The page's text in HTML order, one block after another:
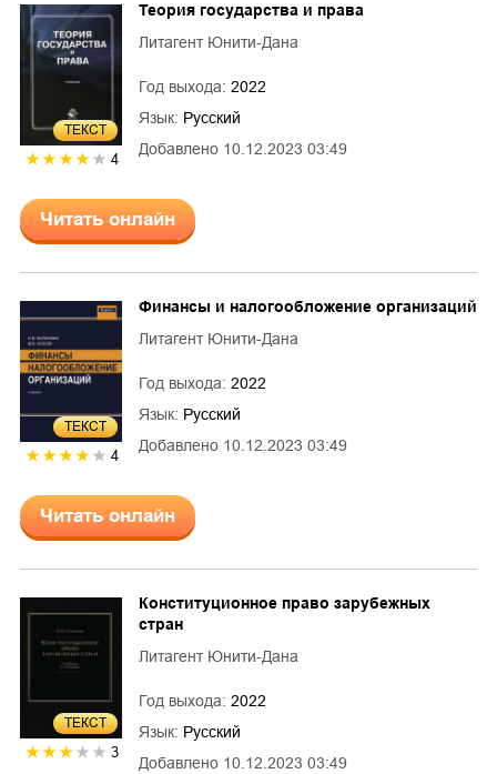
ТЕКСТ
4
Добавлено 10.12.2023 03:49
Теория государства и права
Литагент Юнити-Дана
Год выхода: 2022
Язык: Русский
Читать онлайн
ТЕКСТ
4
Добавлено 10.12.2023 03:49
Финансы и налогообложение организаций
Литагент Юнити-Дана
Год выхода: 2022
Язык: Русский
Читать онлайн
ТЕКСТ
3
Добавлено 10.12.2023 03:49
Конституционное право зарубежных
стран
Литагент Юнити-Дана
Год выхода: 2022
Язык: Русский